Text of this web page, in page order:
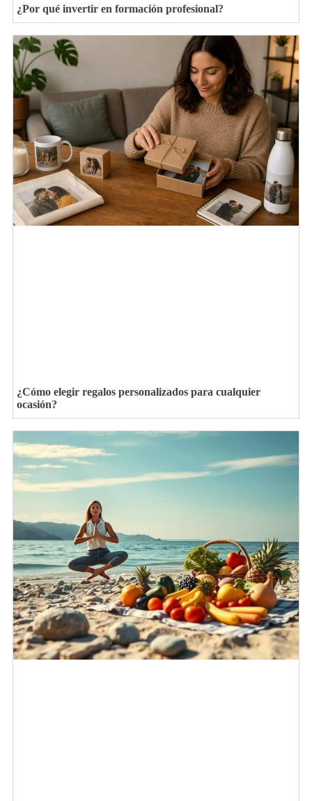
¿Por qué invertir en formación profesional?
¿Cómo elegir regalos personalizados para cualquier
ocasión?